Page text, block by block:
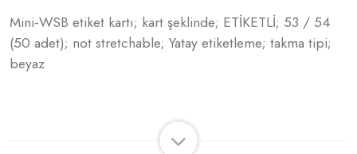
Mini-WSB etiket kartı; kart şeklinde; ETİKETLİ; 53 / 54
(50 adet); not stretchable; Yatay etiketleme; takma tipi;
beyaz